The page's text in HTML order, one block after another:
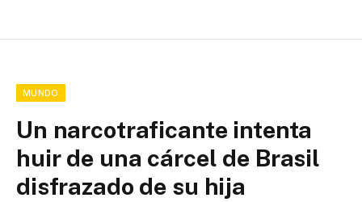
MUNDO
Un narcotraficante intenta
huir de una cárcel de Brasil
disfrazado de su hija